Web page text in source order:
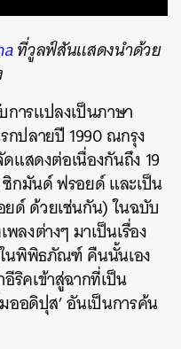
ที่วูลฟ์สันแสดงนำด้วย
การแปลงเป็นภาษา
กปลายปี 1990 ณกรุง
แสดงต่อเนื่องกันถึง 19
ซิกมันด์ ฟรอยด์ และเป็น
ด้วยเช่นกัน) ในฉบับ
ลงต่างๆ มาเป็นเรื่อง
นพิพิธภัณฑ์ คืนนั้นเอง
ริคเข้าสู่ฉากที่เป็น
ออดิปุส’ อันเป็นการค้น